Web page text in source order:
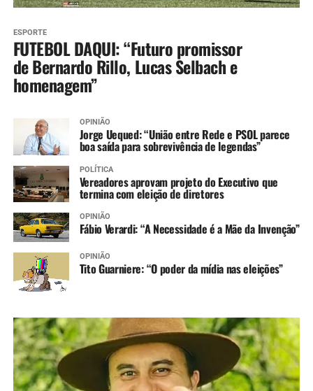
ESPORTE
FUTEBOL DAQUI: “Futuro promissor
de Bernardo Rillo, Lucas Selbach e
homenagem”
OPINIÃO
Jorge Uequed: “União entre Rede e PSOL parece
boa saída para sobrevivência de legendas”
POLÍTICA
Vereadores aprovam projeto do Executivo que
termina com eleição de diretores
OPINIÃO
Fábio Verardi: “A Necessidade é a Mãe da Invenção”
OPINIÃO
Tito Guarniere: “O poder da mídia nas eleições”